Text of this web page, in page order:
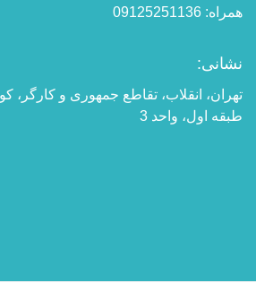
همراه: 09125251136
نشانی:
طبقه اول، واحد 3